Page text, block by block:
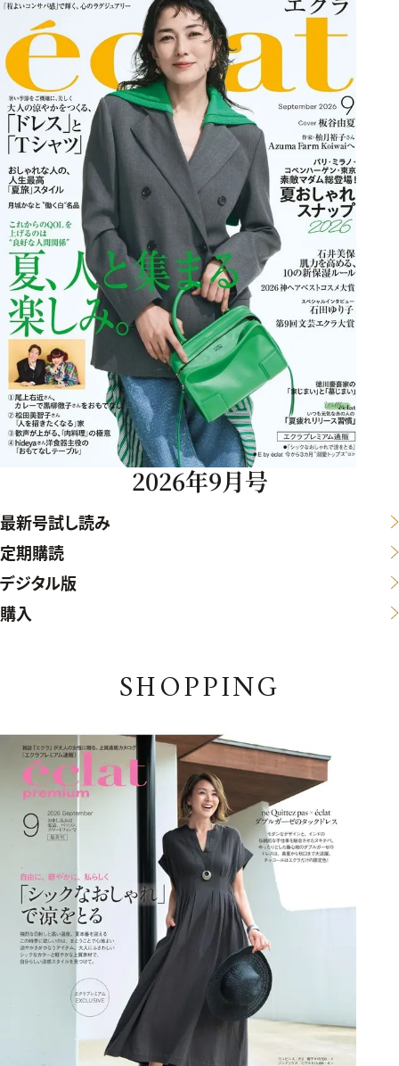
2026年9月号
最新号試し読み
定期購読
デジタル版
購入
SHOPPING